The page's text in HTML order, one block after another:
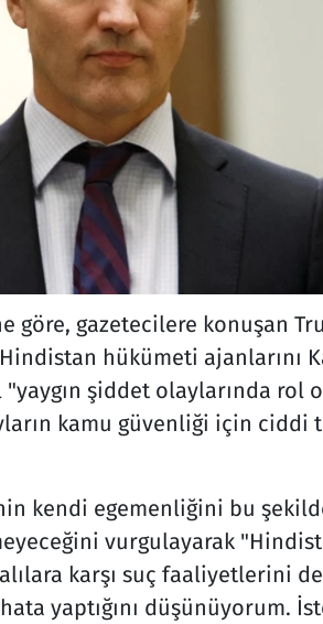
göre, gazetecilere konuşan
hükümeti ajanlarını
şiddet olaylarında rol
kamu güvenliği için ciddi
kendi egemenliğini bu
vurgulayarak
karşı suç faaliyetlerini
yaptığını düşünüyorum.